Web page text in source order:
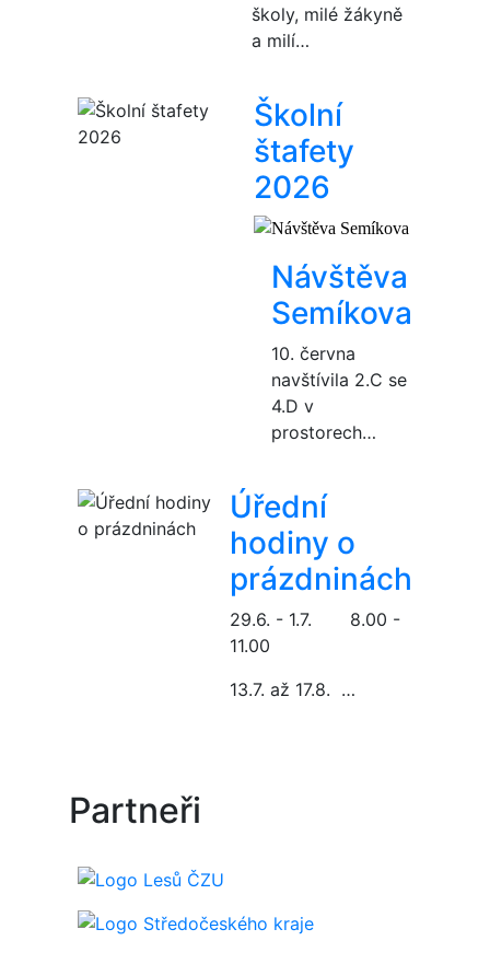
školy, milé žákyně
a milí…
Školní
štafety
2026
Návštěva
Semíkova
10. června
navštívila 2.C se
4.D v
prostorech…
Úřední
hodiny o
prázdninách
29.6. - 1.7. 8.00 -
11.00
13.7. až 17.8. …
Partneři